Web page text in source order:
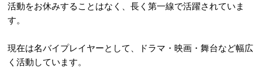
活動をお休みすることはなく、長く第一線で活躍されていま
す。
現在は名バイプレイヤーとして、ドラマ・映画・舞台など幅広
く活動しています。